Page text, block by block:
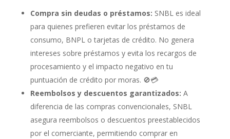
Compra sin deudas o préstamos: SNBL es ideal
para quienes prefieren evitar los préstamos de
consumo, BNPL o tarjetas de crédito. No genera
intereses sobre préstamos y evita los recargos de
procesamiento y el impacto negativo en tu
puntuación de crédito por moras. 🚫💳
Reembolsos y descuentos garantizados: A
diferencia de las compras convencionales, SNBL
asegura reembolsos o descuentos preestablecidos
por el comerciante, permitiendo comprar en